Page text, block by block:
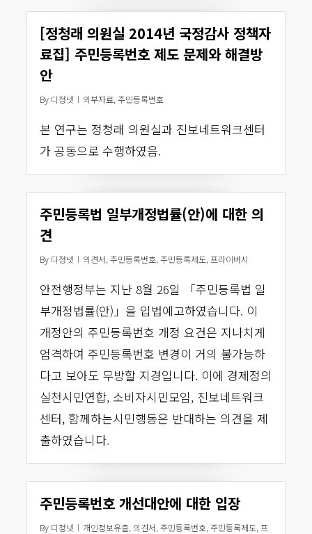
[정청래 의원실 2014년 국정감사 정책자
료집] 주민등록번호 제도 문제와 해결방
안
By 디정넷 외부자료,주민등록번호
본 연구는 정청래 의원실과 진보네트워크센터
가 공동으로 수행하였음.
주민등록법 일부개정법률(안)에 대한 의
견
By 디정넷 의견서,주민등록번호,주민등록제도, 프라이버시
안전행정부는 지난 8월 26일 「주민등록법 일
부개정법률(안)」을 입법예고하였습니다. 이
개정안의 주민등록번호 개정 요건은 지나치게
엄격하여 주민등록번호 변경이 거의 불가능하
다고 보아도 무방할 지경입니다. 이에 경제정의
실천시민연합, 소비자시민모임, 진보네트워크
센터, 함께하는시민행동은 반대하는 의견을 제
출하였습니다.
주민등록번호 개선대안에 대한 입장
By 디정넷 개인정보유출,의견서,주민등록번호,주민등록제도, 프